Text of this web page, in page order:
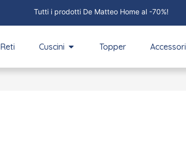
Tutti i prodotti De Matteo Home al -70%!
Reti Cuscini Topper Accessori